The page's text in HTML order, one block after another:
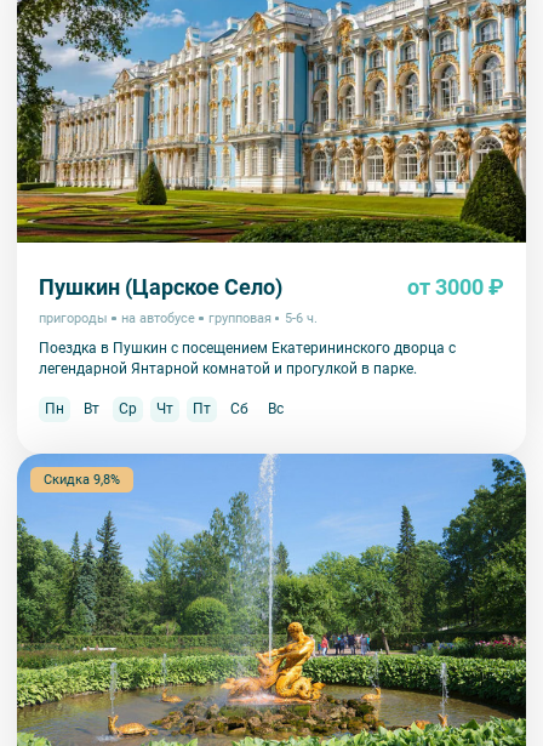
Пушкин (Царское Село) от 3000 ₽
пригороды на автобусе групповая 5-6 ч.
Поездка в Пушкин с посещением Екатерининского дворца с
легендарной Янтарной комнатой и прогулкой в парке.
Пн Вт Ср Чт Пт Сб Вс
Скидка 9,8%